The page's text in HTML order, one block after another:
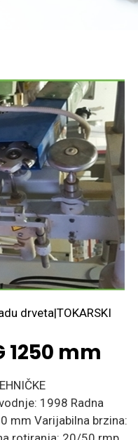
drveta|TOKARSKI
1250 mm
1998 Radna
mm Varijabilna brzina: